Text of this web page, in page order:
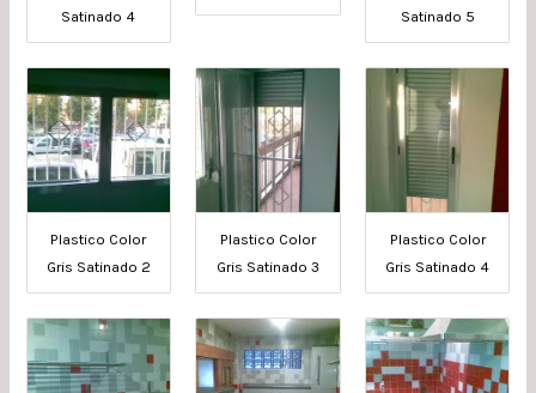
Satinado 4
Satinado 5
Plastico Color
Gris Satinado 2
Plastico Color
Gris Satinado 3
Plastico Color
Gris Satinado 4